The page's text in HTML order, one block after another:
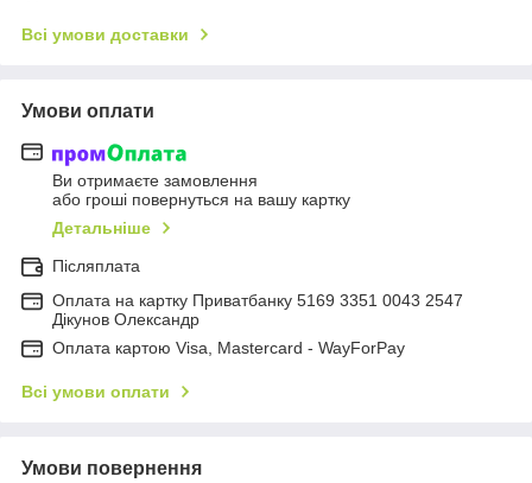
Всі умови доставки
Умови оплати
Ви отримаєте замовлення
або гроші повернуться на вашу картку
Детальніше
Післяплата
Оплата на картку Приватбанку 5169 3351 0043 2547
Дікунов Олександр
Оплата картою Visa, Mastercard - WayForPay
Всі умови оплати
Умови повернення